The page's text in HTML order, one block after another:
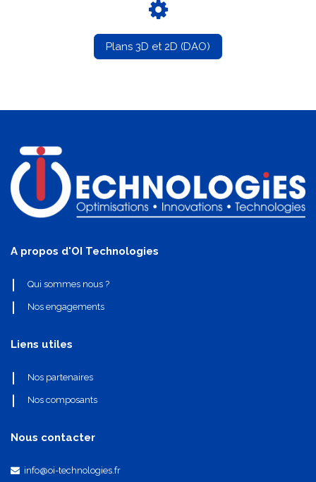
Plans 3D et 2D (DAO)
A propos d'OI Technologies
Qui sommes nous ?
Nos engagements
Liens utiles
Nos partenaires
Nos composants
Nous contacter
info@oi-technologies.fr